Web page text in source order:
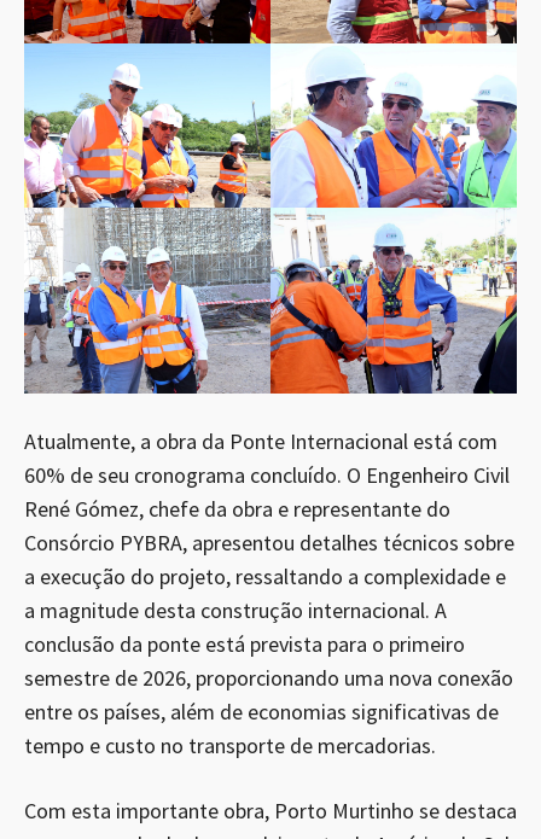
Atualmente, a obra da Ponte Internacional está com
60% de seu cronograma concluído. O Engenheiro Civil
René Gómez, chefe da obra e representante do
Consórcio PYBRA, apresentou detalhes técnicos sobre
a execução do projeto, ressaltando a complexidade e
a magnitude desta construção internacional. A
conclusão da ponte está prevista para o primeiro
semestre de 2026, proporcionando uma nova conexão
entre os países, além de economias significativas de
tempo e custo no transporte de mercadorias.
Com esta importante obra, Porto Murtinho se destaca